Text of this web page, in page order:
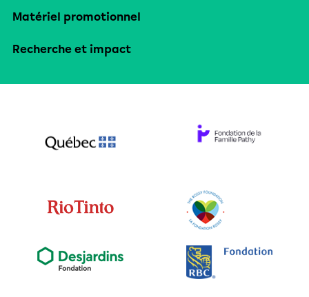
Matériel promotionnel
Recherche et impact